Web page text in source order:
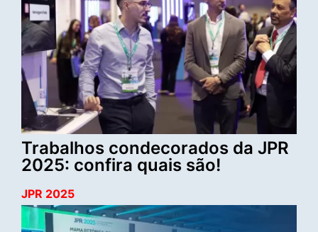
Trabalhos condecorados da JPR
2025: confira quais são!
JPR 2025